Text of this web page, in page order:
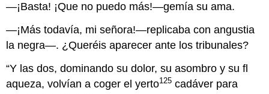
—¡Basta! ¡Que no puedo más!—gemía su ama.
—¡Más todavía, mi señora!—replicaba con angustia
la negra—. ¿Queréis aparecer ante los tribunales?
“Y las dos, dominando su dolor, su asombro y su fl
aqueza, volvían a coger el yerto125 cadáver para